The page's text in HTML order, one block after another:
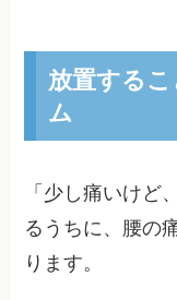
放置する
ム
「少し痛いけど
るうちに、腰の
ります。